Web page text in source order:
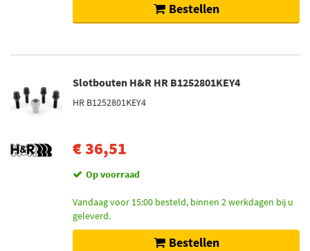
Bestellen
Slotbouten H&R HR B1252801KEY4
HR B1252801KEY4
€ 36,51
Op voorraad
Vandaag voor 15:00 besteld, binnen 2 werkdagen bij u
geleverd.
Bestellen